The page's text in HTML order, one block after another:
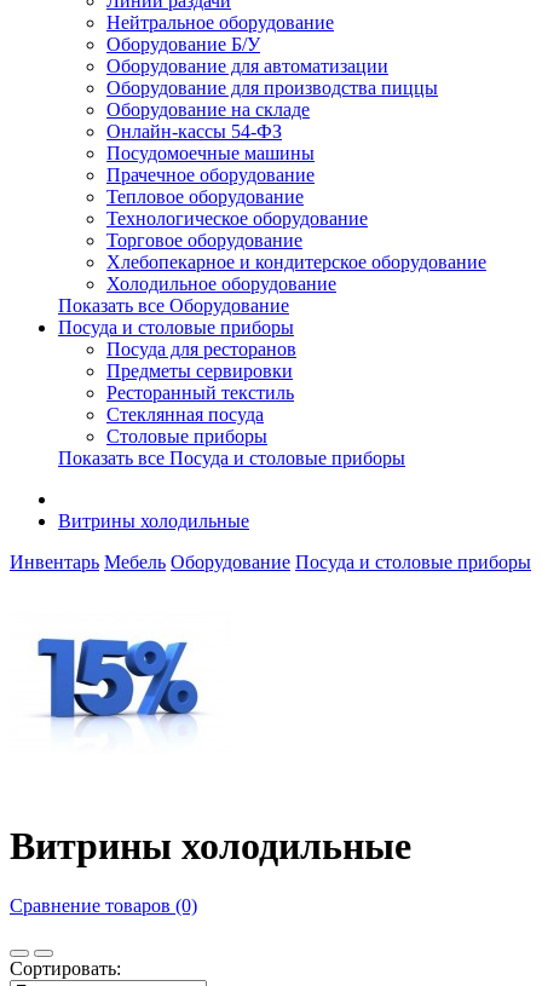
Нейтральное оборудование
Оборудование Б/У
Оборудование для автоматизации
Оборудование для производства пиццы
Оборудование на складе
Онлайн-кассы 54-ФЗ
Посудомоечные машины
Прачечное оборудование
Тепловое оборудование
Технологическое оборудование
Торговое оборудование
Хлебопекарное и кондитерское оборудование
Холодильное оборудование
Показать все Оборудование
Посуда и столовые приборы
Посуда для ресторанов
Предметы сервировки
Ресторанный текстиль
Стеклянная посуда
Столовые приборы
Показать все Посуда и столовые приборы
Витрины холодильные
Инвентарь Мебель Оборудование Посуда и столовые приборы
Витрины холодильные
Сравнение товаров (0)
Сортировать: